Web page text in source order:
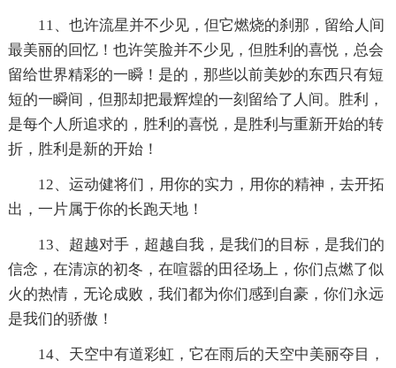
11、也许流星并不少见，但它燃烧的刹那，留给人间
最美丽的回忆！也许笑脸并不少见，但胜利的喜悦，总会
留给世界精彩的一瞬！是的，那些以前美妙的东西只有短
短的一瞬间，但那却把最辉煌的一刻留给了人间。胜利，
是每个人所追求的，胜利的喜悦，是胜利与重新开始的转
折，胜利是新的开始！
12、运动健将们，用你的实力，用你的精神，去开拓
出，一片属于你的长跑天地！
13、超越对手，超越自我，是我们的目标，是我们的
信念，在清凉的初冬，在喧嚣的田径场上，你们点燃了似
火的热情，无论成败，我们都为你们感到自豪，你们永远
是我们的骄傲！
14、天空中有道彩虹，它在雨后的天空中美丽夺目，